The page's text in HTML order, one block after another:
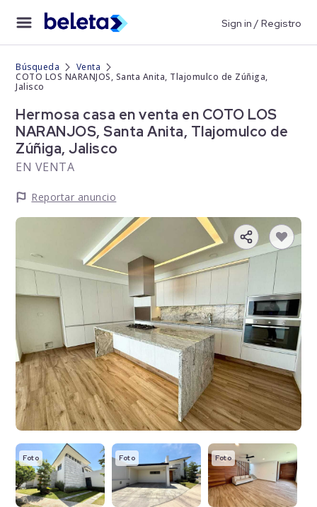
Sign in / Registro
Búsqueda
Venta
COTO LOS NARANJOS, Santa Anita, Tlajomulco de Zúñiga,
Jalisco
Hermosa casa en venta en COTO LOS
NARANJOS, Santa Anita, Tlajomulco de
Zúñiga, Jalisco
EN VENTA
Reportar anuncio
Foto Foto Foto